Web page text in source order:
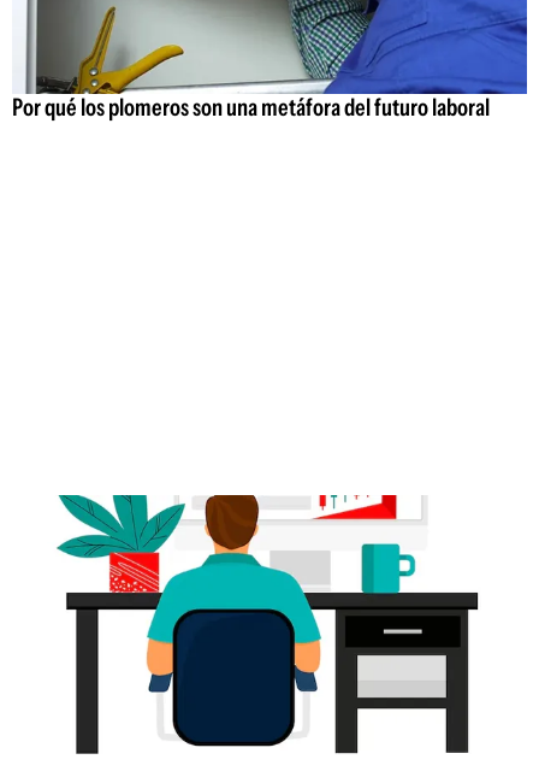
Por qué los plomeros son una metáfora del futuro laboral